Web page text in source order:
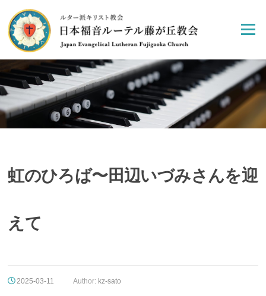
content
Menu
虹のひろば〜田辺いづみさんを迎
えて
2025-03-11 Author: kz-sato